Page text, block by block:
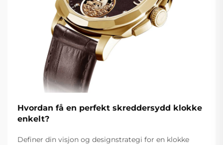
Hvordan få en perfekt skreddersydd klokke
enkelt?
Definer din visjon og designstrategi for en klokke